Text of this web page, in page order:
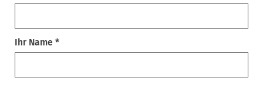
Ihr Name *